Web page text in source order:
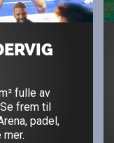
fulle av
frem til
padel,